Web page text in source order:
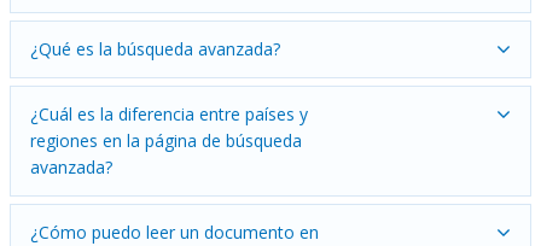
¿Qué es la búsqueda avanzada?
¿Cuál es la diferencia entre países y
regiones en la página de búsqueda
avanzada?
¿Cómo puedo leer un documento en